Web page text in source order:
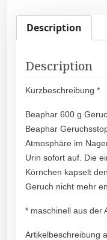
Description
Description
Kurzbeschreibung *
Beaphar 600 g
Beaphar
Atmosphäre im
Urin sofort auf. Die
Körnchen kapselt
Geruch nicht mehr
* maschinell aus der
Artikelbeschreibung